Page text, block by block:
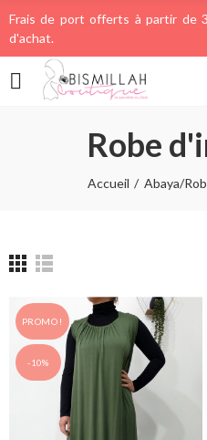
Frais de port offerts à partir de
d'achat.
Robe
Accueil Abaya/
PROMO !
-10%